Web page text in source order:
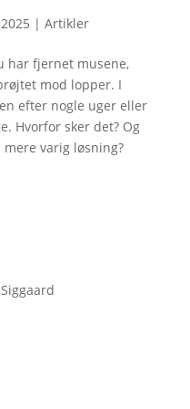
| Artikler
har fjernet musene,
mod lopper. I
efter nogle uger eller
Hvorfor sker det? Og
varig løsning?